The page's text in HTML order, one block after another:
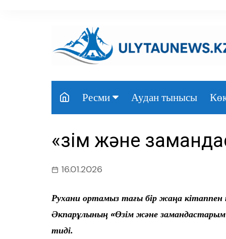
Ресми
Үкімет
Парламент
Аудан тынысы
«Өзім және
16.01.2026
Рухани ортамыз тағы бір жаңа
Әкпарұлының «Өзім және
тиді.